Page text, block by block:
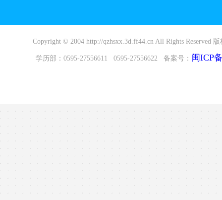
Copyright © 2004 http://qzhsxx.3d.ff44.cn All Rights Reserved
学历部：0595-27556611 0595-27556622 备案号： 闽ICP